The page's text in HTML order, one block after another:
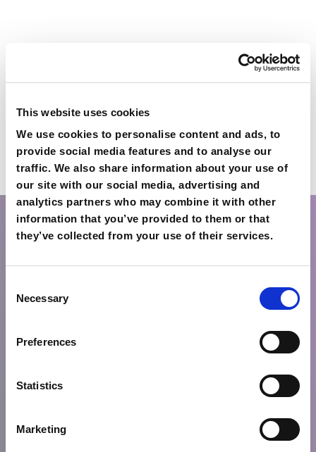
This website uses cookies
We use cookies to personalise content and ads, to
provide social media features and to analyse our
traffic. We also share information about your use of
our site with our social media, advertising and
analytics partners who may combine it with other
information that you’ve provided to them or that
they’ve collected from your use of their services.
Selection
Necessary
Preferences
Statistics
Marketing
שלח
F: +30 2310 021 030
SALES